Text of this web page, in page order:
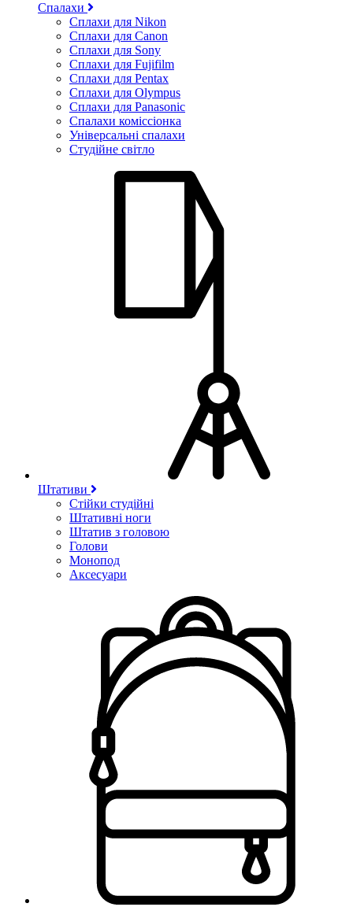
Спалахи
Сплахи для Nikon
Сплахи для Canon
Сплахи для Sony
Сплахи для Fujifilm
Сплахи для Pentax
Сплахи для Olympus
Сплахи для Panasonic
Спалахи коміссіонка
Універсальні спалахи
Студійне світло
Штативи
Стійки студійні
Штативні ноги
Штатив з головою
Голови
Монопод
Аксесуари